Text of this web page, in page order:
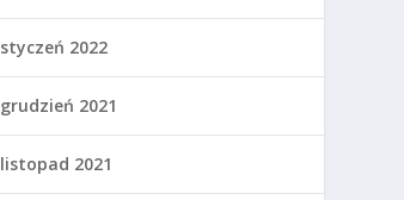
styczeń 2022
grudzień 2021
listopad 2021